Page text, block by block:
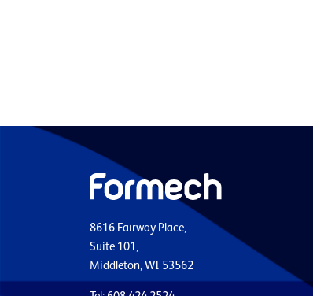
8616 Fairway Place,
Suite 101,
Middleton, WI 53562